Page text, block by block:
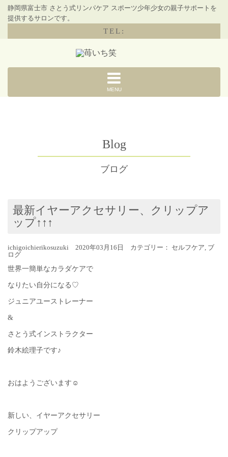
静岡県富士市 さとう式リンパケア スポーツ少年少女の親子サポートを
提供するサロンです。
TEL:
MENU
Blog
ブログ
最新イヤーアクセサリー、クリップア
ップ↑↑↑
ichigoichierikosuzuki 2020年03月16日 カテゴリー： セルフケア, ブ
ログ
世界一簡単なカラダケアで
なりたい自分になる♡
ジュニアユーストレーナー
&
さとう式インストラクター
鈴木絵理子です♪
おはようございます☺︎
新しい、イヤーアクセサリー
クリップアップ